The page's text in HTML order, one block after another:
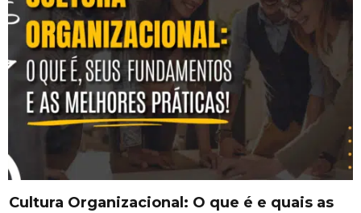
Cultura Organizacional: O que é e quais as